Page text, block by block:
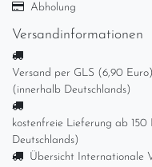
Abholung
Versandinformationen
Versand per GLS (6,90
(innerhalb Deutschlands)
kostenfreie Lieferung ab
Deutschlands)
Übersicht Internationale